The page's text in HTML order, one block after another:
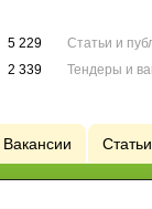
5 229
2 339
Статьи и
Тендеры и
Вакансии